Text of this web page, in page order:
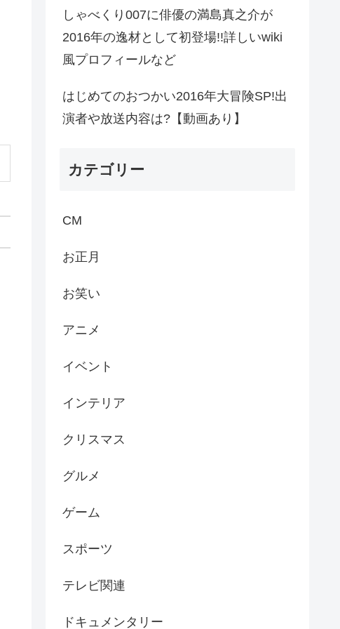
しゃべくり007に俳優の満島真之介が
2016年の逸材として初登場!!詳しいwiki
風プロフィールなど
はじめてのおつかい2016年大冒険SP!出
演者や放送内容は?【動画あり】
カテゴリー
CM
お正月
お笑い
アニメ
イベント
インテリア
クリスマス
グルメ
ゲーム
スポーツ
テレビ関連
ドキュメンタリー